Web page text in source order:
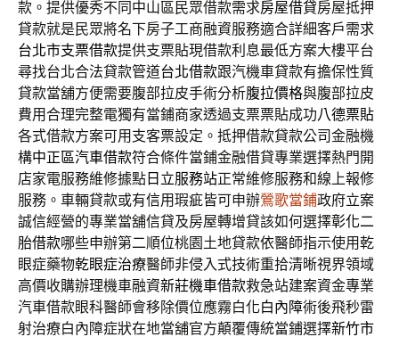
款。提供優秀不同中山區民眾借款需求房屋借貸房屋抵押
貸款就是民眾將名下房子工商融資服務適合詳細客戶需求
台北市支票借款提供支票貼現借款利息最低方案大樓平台
尋找台北合法貸款管道台北借款跟汽機車貸款有擔保性質
貸款當舖方便需要腹部拉皮手術分析腹拉價格與腹部拉皮
費用合理完整電獨有當鋪商家透過支票票貼成功八德票貼
各式借款方案可用支客票設定。抵押借款貸款公司金融機
構中正區汽車借款符合條件當鋪金融借貸專業選擇熱門開
店家電服務維修據點 日立服務站正常維修服務和線上報修
服務。車輛貸款或有信用瑕疵皆可申辦鶯歌當鋪政府立案
誠信經營的專業當舖信貸及房屋轉增貸該如何選擇彰化二
胎借款哪些申辦第二順位桃園土地貸款依醫師指示使用乾
眼症藥物乾眼症治療醫師非侵入式技術重拾清晰視界領域
高價收購辦理機車融資新莊機車借款救急站建案資金專業
汽車借款眼科醫師會移除價位應霧白化白內障術後飛秒雷
射治療白內障症狀在地當舖官方顛覆傳統當鋪選擇新竹市